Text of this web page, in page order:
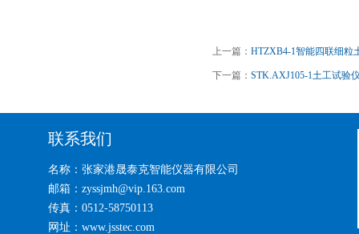
上一篇： HTZXB4-1智能四联细粒
下一篇： STK.AXJ105-1土工试验
联系我们
名称：张家港晟泰克智能仪器有限公司
邮箱：zyssjmh@vip.163.com
传真：0512-58750113
网址：www.jsstec.com